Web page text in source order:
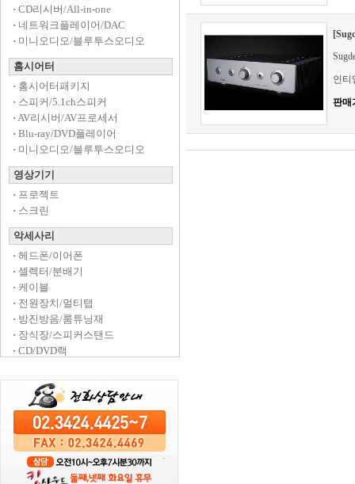
· CD리시버/All-in-one
· 네트워크플레이어/DAC
· 미니오디오/블루투스오디오
홈시어터
· 홈시어터패키지
· 스피커/5.1ch스피커
· AV리시버/AV프로세서
· Blu-ray/DVD플레이어
· 미니오디오/블루투스오디오
영상기기
· 프로젝트
· 스크린
악세사리
· 헤드폰/이어폰
· 셀렉터/분배기
· 케이블
· 전원장치/멀티탭
· 방진방음/룸튜닝재
· 장식장/스피커스탠드
· CD/DVD랙
인티
판매